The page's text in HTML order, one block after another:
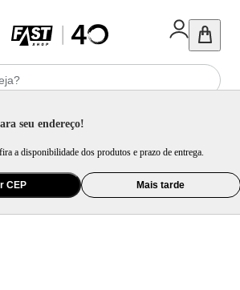
seu endereço!
a disponibilidade dos produtos e prazo de entrega.
CEP Mais tarde